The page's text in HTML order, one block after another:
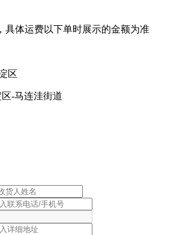
具体运费以下单时展示的金额为准
区
-马连洼街道